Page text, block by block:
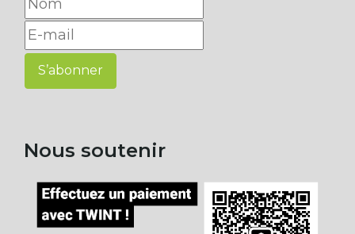
S’abonner
Nous soutenir